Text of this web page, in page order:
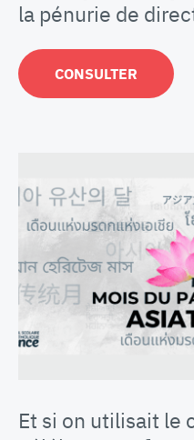
la pénurie de
CONSULTER
Et si on utilisait le